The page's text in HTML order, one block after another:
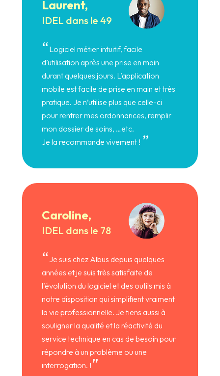
Laurent,
IDEL dans le 49
“ Logiciel métier intuitif, facile
d’utilisation après une prise en main
durant quelques jours. L’application
mobile est facile de prise en main et très
pratique. Je n’utilise plus que celle-ci
pour rentrer mes ordonnances, remplir
mon dossier de soins, …etc.
Je la recommande vivement ! ”
Caroline,
IDEL dans le 78
“ Je suis chez Albus depuis quelques
années et je suis très satisfaite de
l’évolution du logiciel et des outils mis à
notre disposition qui simplifient vraiment
la vie professionnelle. Je tiens aussi à
souligner la qualité et la réactivité du
service technique en cas de besoin pour
répondre à un problème ou une
interrogation. ! ”